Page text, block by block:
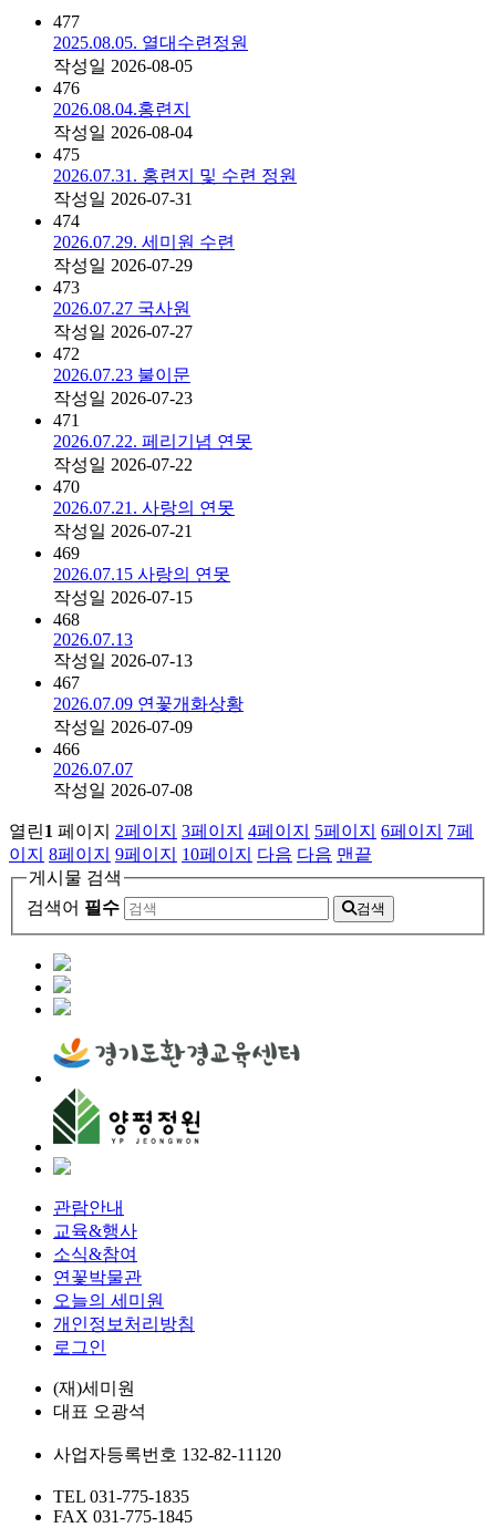
477
2025.08.05. 열대수련정원
작성일 2026-08-05
476
2026.08.04.홍련지
작성일 2026-08-04
475
2026.07.31. 홍련지 및 수련 정원
작성일 2026-07-31
474
2026.07.29. 세미원 수련
작성일 2026-07-29
473
2026.07.27 국사원
작성일 2026-07-27
472
2026.07.23 불이문
작성일 2026-07-23
471
2026.07.22. 페리기념 연못
작성일 2026-07-22
470
2026.07.21. 사랑의 연못
작성일 2026-07-21
469
2026.07.15 사랑의 연못
작성일 2026-07-15
468
2026.07.13
작성일 2026-07-13
467
2026.07.09 연꽃개화상황
작성일 2026-07-09
466
2026.07.07
작성일 2026-07-08
열린1 페이지 2페이지 3페이지 4페이지 5페이지 6페이지 7페
이지 8페이지 9페이지 10페이지 다음 다음 맨끝
게시물 검색
검색어 필수 검색
관람안내
교육&행사
소식&참여
연꽃박물관
오늘의 세미원
개인정보처리방침
로그인
(재)세미원
대표 오광석
사업자등록번호 132-82-11120
TEL 031-775-1835
FAX 031-775-1845